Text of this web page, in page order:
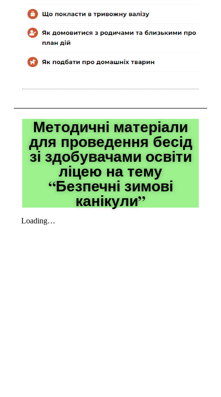
Методичні матеріали
для проведення бесід
зі здобувачами освіти
ліцею на тему
“Безпечні зимові
канікули”